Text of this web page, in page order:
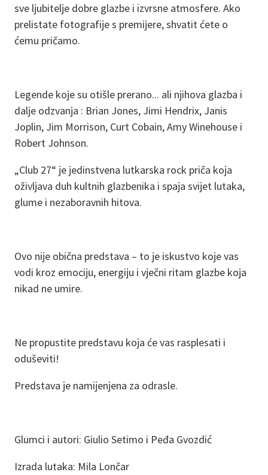
sve ljubitelje dobre glazbe i izvrsne atmosfere. Ako
prelistate fotografije s premijere, shvatit ćete o
ćemu pričamo.
Legende koje su otišle prerano... ali njihova glazba i
dalje odzvanja : Brian Jones, Jimi Hendrix, Janis
Joplin, Jim Morrison, Curt Cobain, Amy Winehouse i
Robert Johnson.
„Club 27“ je jedinstvena lutkarska rock priča koja
oživljava duh kultnih glazbenika i spaja svijet lutaka,
glume i nezaboravnih hitova.
Ovo nije obična predstava – to je iskustvo koje vas
vodi kroz emociju, energiju i vječni ritam glazbe koja
nikad ne umire.
Ne propustite predstavu koja će vas rasplesati i
oduševiti!
Predstava je namijenjena za odrasle.
Glumci i autori: Giulio Setimo i Peđa Gvozdić
Izrada lutaka: Mila Lončar